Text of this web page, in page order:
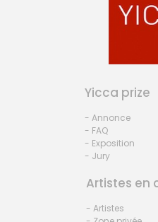
Yicca prize
- Annonce
- FAQ
- Exposition
- Jury
Artistes en
- Artistes